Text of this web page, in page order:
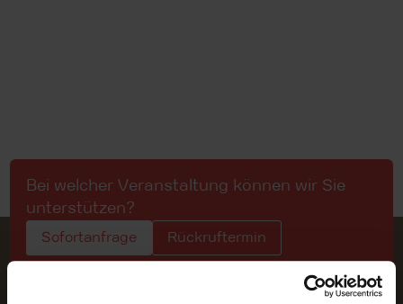
Bei welcher Veranstaltung können wir Sie
unterstützen?
Sofortanfrage Rückruftermin